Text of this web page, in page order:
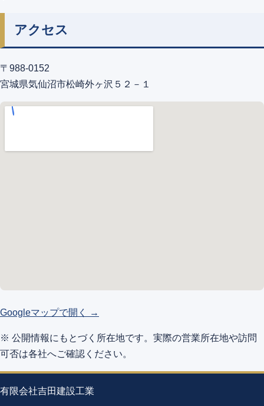
アクセス
〒988-0152
宮城県気仙沼市松崎外ヶ沢５２－１
Googleマップで開く →
※ 公開情報にもとづく所在地です。実際の営業所在地や訪問
可否は各社へご確認ください。
有限会社吉田建設工業